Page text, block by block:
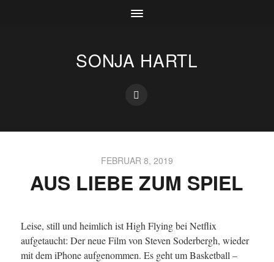
SONJA HARTL
FEBRUAR 8, 2019
AUS LIEBE ZUM SPIEL
Leise, still und heimlich ist High Flying bei Netflix
aufgetaucht: Der neue Film von Steven Soderbergh, wieder
mit dem iPhone aufgenommen. Es geht um Basketball –